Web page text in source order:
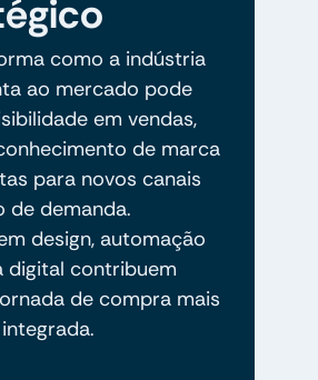
como a indústria
ao mercado pode
em vendas,
de marca
para novos canais
de demanda.
design, automação
digital contribuem
de compra mais